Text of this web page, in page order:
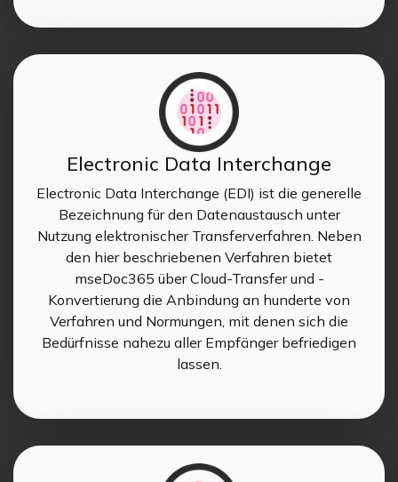
Electronic Data Interchange
Electronic Data Interchange (EDI) ist die generelle
Bezeichnung für den Datenaustausch unter
Nutzung elektronischer Transferverfahren. Neben
den hier beschriebenen Verfahren bietet
mseDoc365 über Cloud-Transfer und -
Konvertierung die Anbindung an hunderte von
Verfahren und Normungen, mit denen sich die
Bedürfnisse nahezu aller Empfänger befriedigen
lassen.